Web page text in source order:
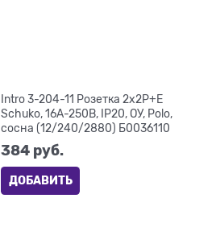
Intro 3-204-11 Розетка 2х2P+E
Schuko, 16А-250В, IP20, ОУ, Polo,
сосна (12/240/2880) Б0036110
384 руб.
ДОБАВИТЬ